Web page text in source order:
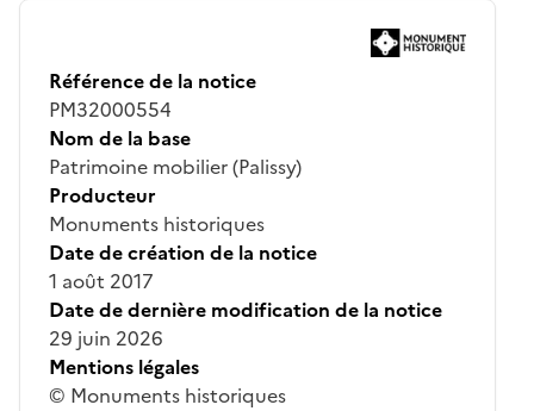
Référence de la notice
PM32000554
Nom de la base
Patrimoine mobilier (Palissy)
Producteur
Monuments historiques
Date de création de la notice
1 août 2017
Date de dernière modification de la notice
29 juin 2026
Mentions légales
© Monuments historiques